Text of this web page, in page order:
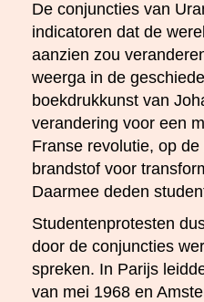
De conjuncties van
indicatoren dat de
aanzien zou
weerga in de
boekdrukkunst van
verandering voor een
Franse revolutie, op
brandstof voor
Daarmee deden
Studentenprotesten
door de conjuncties
spreken. In Parijs
van mei 1968 en